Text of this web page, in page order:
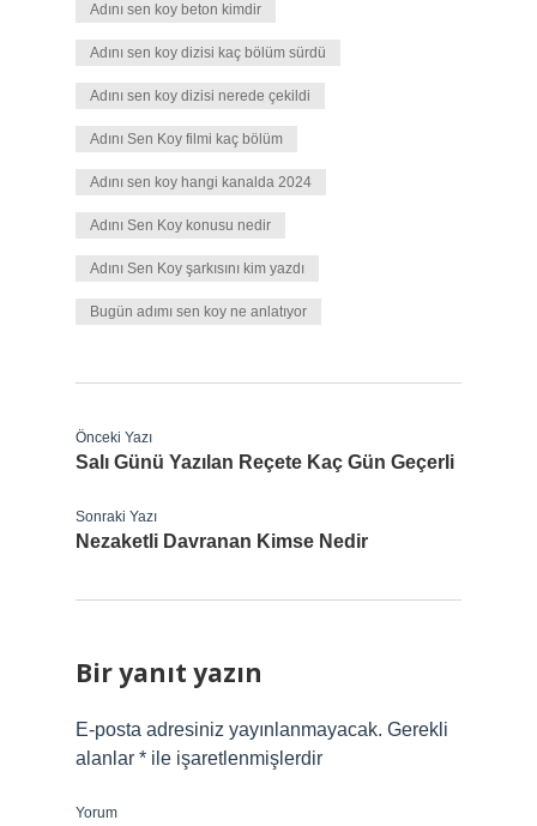
Adını sen koy beton kimdir
Adını sen koy dizisi kaç bölüm sürdü
Adını sen koy dizisi nerede çekildi
Adını Sen Koy filmi kaç bölüm
Adını sen koy hangi kanalda 2024
Adını Sen Koy konusu nedir
Adını Sen Koy şarkısını kim yazdı
Bugün adımı sen koy ne anlatıyor
Önceki Yazı
Salı Günü Yazılan Reçete Kaç Gün Geçerli
Sonraki Yazı
Nezaketli Davranan Kimse Nedir
Bir yanıt yazın
E-posta adresiniz yayınlanmayacak. Gerekli
alanlar * ile işaretlenmişlerdir
Yorum